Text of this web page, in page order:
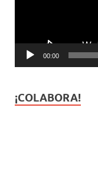
00:00
¡COLABORA!